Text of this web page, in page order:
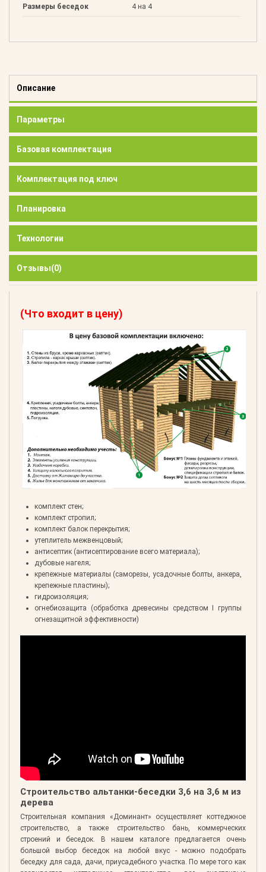
Размеры беседок 4 на 4
Описание
Параметры
Базовая комплектация
Комплектация под ключ
Планировка
Технологии
Отзывы(0)
(Что входит в цену)
комплект стен;
комплект стропил;
комплект балок перекрытия;
утеплитель межвенцовый;
антисептик (антисептирование всего материала);
дубовые нагеля;
крепежные материалы (саморезы, усадочные болты, анкера,
крепежные пластины);
гидроизоляция;
огнебиозащита (обработка древесины средством I группы
огнезащитной эффективности)
Строительство альтанки-беседки 3,6 на 3,6 м из
дерева
Строительная компания «Доминант» осуществляет коттеджное
строительство, а также строительство бань, коммерческих
строений и беседок. В нашем каталоге предлагается очень
большой выбор беседок на любой вкус - можно подобрать
беседку для сада, дачи, приусадебного участка. По мере того как